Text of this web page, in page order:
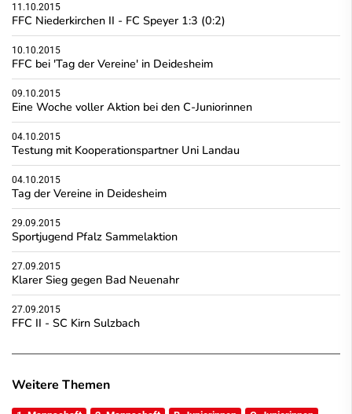
11.10.2015
FFC Niederkirchen II - FC Speyer 1:3 (0:2)
10.10.2015
FFC bei 'Tag der Vereine' in Deidesheim
09.10.2015
Eine Woche voller Aktion bei den C-Juniorinnen
04.10.2015
Testung mit Kooperationspartner Uni Landau
04.10.2015
Tag der Vereine in Deidesheim
29.09.2015
Sportjugend Pfalz Sammelaktion
27.09.2015
Klarer Sieg gegen Bad Neuenahr
27.09.2015
FFC II - SC Kirn Sulzbach
Weitere Themen